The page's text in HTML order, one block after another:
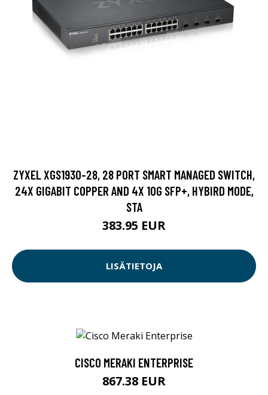
ZYXEL XGS1930-28, 28 PORT SMART MANAGED SWITCH,
24X GIGABIT COPPER AND 4X 10G SFP+, HYBIRD MODE,
STA
383.95 EUR
LISÄTIETOJA
CISCO MERAKI ENTERPRISE
867.38 EUR